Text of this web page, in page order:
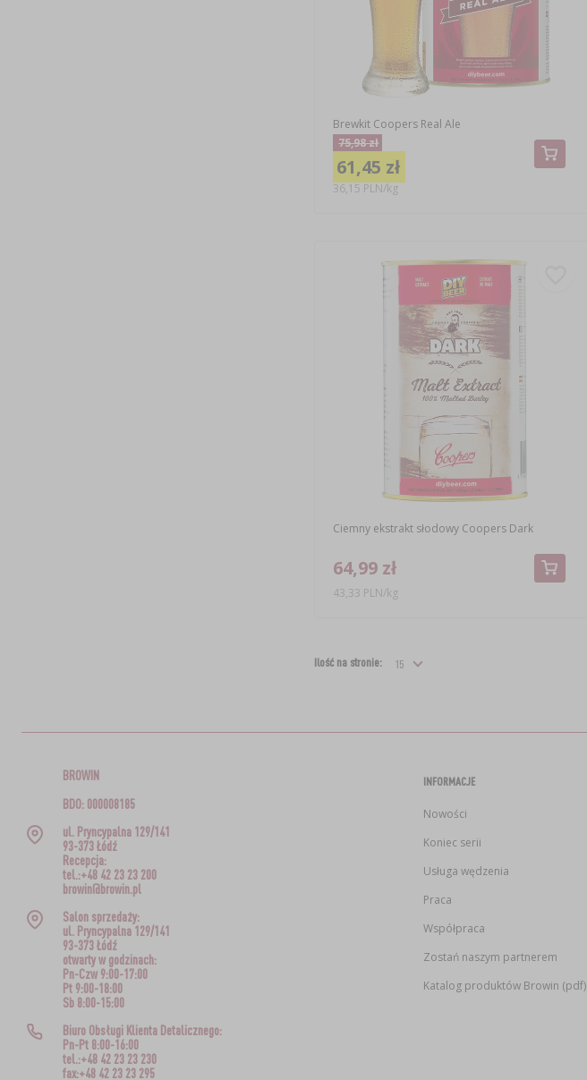
Brewkit Coopers Real Ale
75,98 zł
61,45 zł
36,15 PLN/kg
Ciemny ekstrakt słodowy Coopers Dark
64,99 zł
43,33 PLN/kg
Ilość na stronie:
BROWIN
BDO: 000008185
ul. Pryncypalna 129/141
93-373 Łódź
Recepcja:
tel.:+48 42 23 23 200
browin@browin.pl
Salon sprzedaży:
ul. Pryncypalna 129/141
93-373 Łódź
otwarty w godzinach:
Pn-Czw 9:00-17:00
Pt 9:00-18:00
Sb 8:00-15:00
Biuro Obsługi Klienta Detalicznego:
Pn-Pt 8:00-16:00
tel.:+48 42 23 23 230
fax:+48 42 23 23 295
INFORMACJE
Nowości
Koniec serii
Usługa wędzenia
Praca
Współpraca
Zostań naszym partnerem
Katalog produktów Browin (pdf)